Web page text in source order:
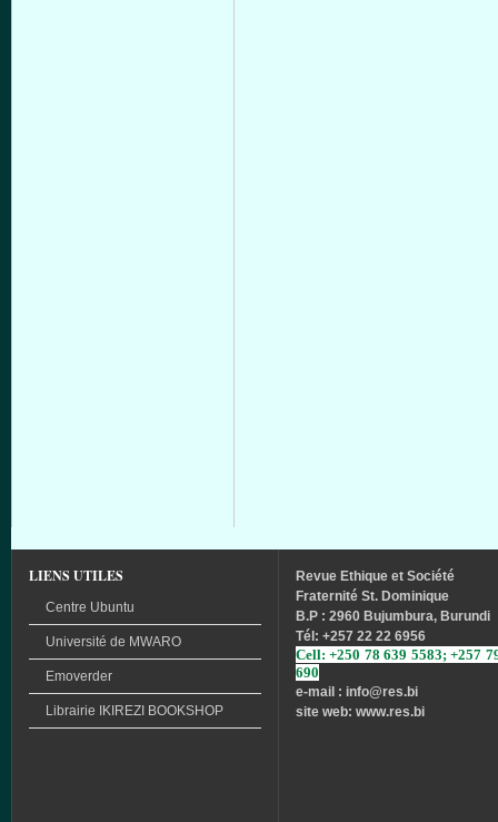
LIENS UTILES
Centre Ubuntu
Université de MWARO
Emoverder
Librairie IKIREZI BOOKSHOP
Revue Ethique et Société
Fraternité St. Dominique
B.P : 2960 Bujumbura, Burundi
Tél : +257 22 22 6956
Cell: +250 78 639 5583; +257
690
e-mail : info@res.bi
site web: www.res.bi